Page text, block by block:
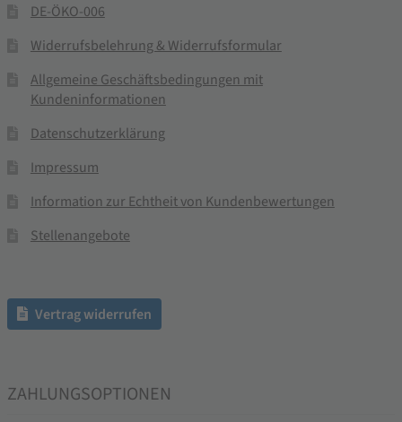
DE-ÖKO-006
Widerrufsbelehrung & Widerrufsformular
Allgemeine Geschäftsbedingungen mit
Kundeninformationen
Datenschutzerklärung
Impressum
Information zur Echtheit von Kundenbewertungen
Stellenangebote
Vertrag widerrufen
ZAHLUNGSOPTIONEN